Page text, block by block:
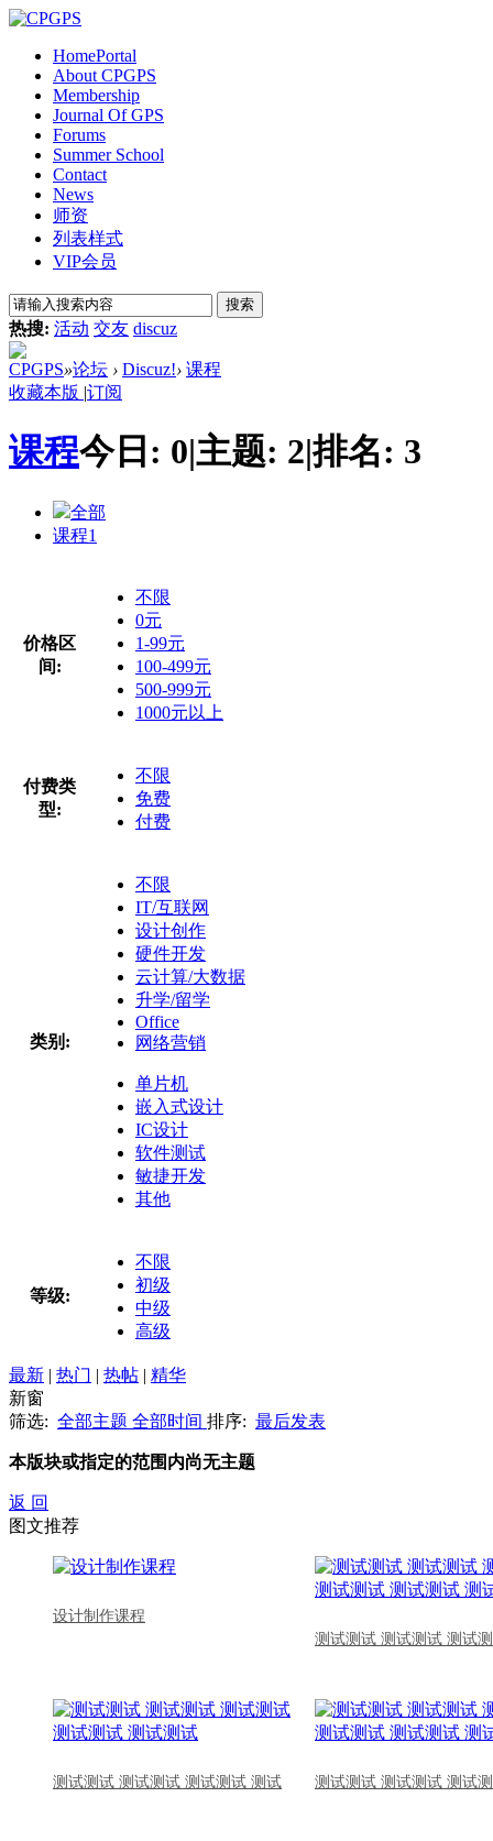
HomePortal
About CPGPS
Membership
Journal Of GPS
Forums
Summer School
Contact
News
师资
列表样式
VIP会员
搜索
热搜: 活动 交友 discuz
CPGPS»论坛 › Discuz!› 课程
收藏本版 |订阅
课程今日: 0|主题: 2|排名: 3
全部
课程1
价格区
间:
不限
0元
1-99元
100-499元
500-999元
1000元以上
付费类
型:
不限
免费
付费
类别:
不限
IT/互联网
设计创作
硬件开发
云计算/大数据
升学/留学
Office
网络营销
单片机
嵌入式设计
IC设计
软件测试
敏捷开发
其他
等级:
不限
初级
中级
高级
最新 | 热门 | 热帖 | 精华
新窗
筛选: 全部主题 全部时间 排序: 最后发表
本版块或指定的范围内尚无主题
返 回
图文推荐
设计制作课程
测试测试 测试测试 测试
测试测试 测试测试 测试测试 测试 测试测试 测试测试 测试